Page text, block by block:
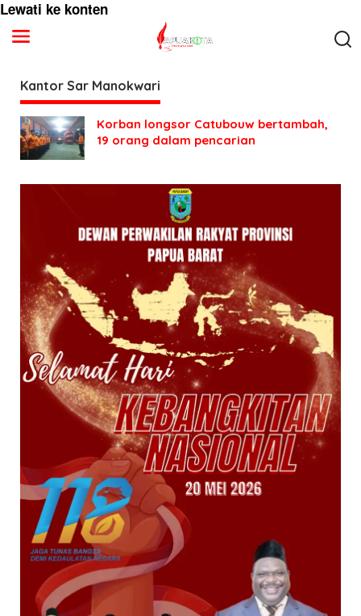
Lewati ke konten
Kantor Sar Manokwari
Korban longsor Catubouw bertambah,
19 orang dalam pencarian